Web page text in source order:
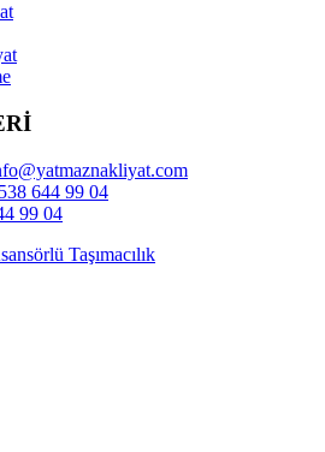
644 99 04
99 04
Taşımacılık